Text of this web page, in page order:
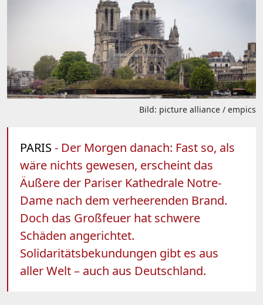
Bild: picture alliance / empics
PARIS - Der Morgen danach: Fast so, als
wäre nichts gewesen, erscheint das
Äußere der Pariser Kathedrale Notre-
Dame nach dem verheerenden Brand.
Doch das Großfeuer hat schwere
Schäden angerichtet.
Solidaritätsbekundungen gibt es aus
aller Welt – auch aus Deutschland.